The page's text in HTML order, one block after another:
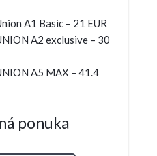
A1 Basic – 21 EUR
A2 exclusive – 30
A5 MAX – 41.4
ponuka